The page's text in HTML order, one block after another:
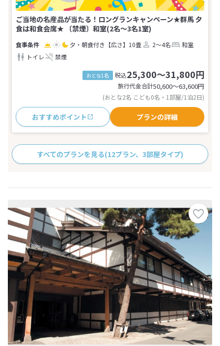
ご当地の名産品が当たる！ロングランキャンペーン★群馬 夕
食は和食会席★ 〔禁煙〕和室(2名～3名1室)
夕・朝食付き 【広さ】10畳 2～4名
和室
トイレ
禁煙
おとな1名 税込25,300～31,800円
旅行代金合計50,600〜63,600円
(おとな2名 こども0名・1部屋/1泊2日)
おすすめポイント プランの詳細
すべてのプランを見る(12プラン、3部屋タイプ)